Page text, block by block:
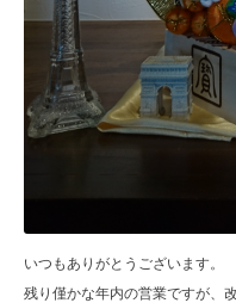
いつもありがとうございます。
残り僅かな年内の営業ですが、